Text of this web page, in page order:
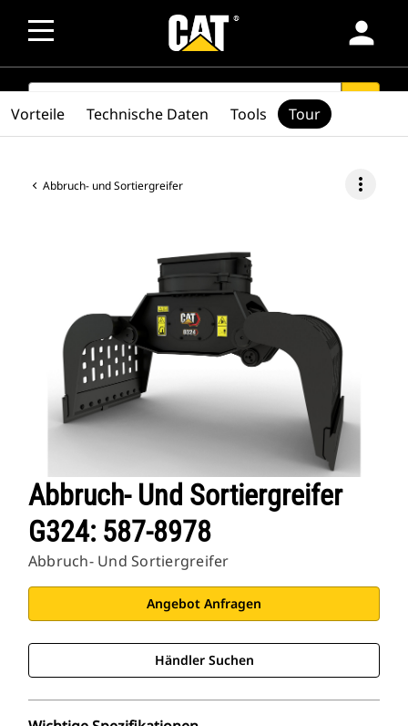
person
SEARCH
Abbruch- und Sortiergreifer more_vert
Abbruch- Und Sortiergreifer
G324: 587-8978
Abbruch- Und Sortiergreifer
Angebot Anfragen
Händler Suchen
Vorteile Technische Daten Tools Tour